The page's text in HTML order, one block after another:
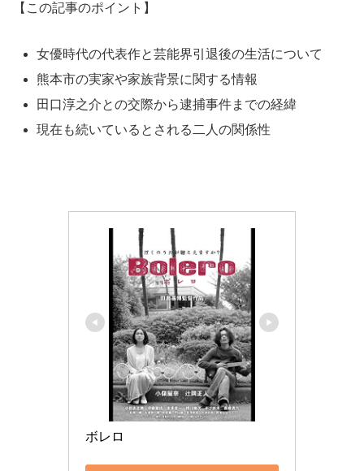
【この記事のポイント】
女優時代の代表作と芸能界引退後の生活について
熊本市の実家や家族背景に関する情報
田口淳之介との交際から逮捕事件までの経緯
現在も続いているとされる二人の関係性
ボレロ